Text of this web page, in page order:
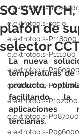
elektrotools-
elektrotools-socio
elektrotools-P118000
elektrotools-P111000
elektrotools-P060000
elektrotools-P027000
elektrotools-P102000
elektrotools-P087000
elektrotools-P096000
SQ
plafón de
selector
La nueva
temperaturas
producto,
facilitando la
aplicaciones
terciarias.